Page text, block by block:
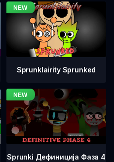
Sprunklairity Sprunked
Sprunki Дефиниција Фаза 4